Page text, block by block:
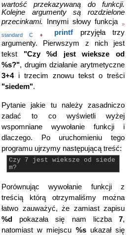
wartość przekazywaną do funkcji.
Kolejne argumenty są rozdzielone
przecinkami. Innymi słowy funkcja
»
standard C ♦ printf przyjęła trzy
argumenty. Pierwszym z nich jest
tekst "Czy %d jest wieksze od
%s?", drugim działanie arytmetyczne
3+4i trzecim znowu tekst o treści
"siedem".
Pytanie jakie tu należy zasadniczo
zadać to co wyświetli wyżej
wspomniane wywołanie funkcji i
dlaczego. Po uruchomieniu tego
programu ujrzymy następującą treść:
Czy 7 jest wieksze od siede
m?
Porównując wywołanie funkcji z
treścią którą otrzymaliśmy można
łatwo zauważyć, że zamiast zapisu
%d
pokazała się nam liczba 7,
natomiast w miejscu %sukazał się